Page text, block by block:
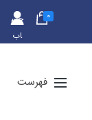
حس
اب
0
فهرست